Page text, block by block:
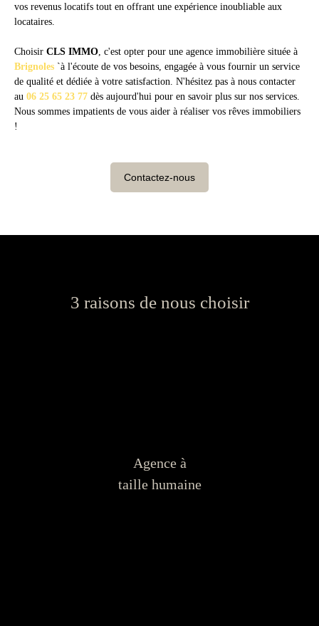
vos revenus locatifs tout en offrant une expérience inoubliable aux
locataires.
Choisir CLS IMMO, c'est opter pour une agence immobilière située à
Brignoles `à l'écoute de vos besoins, engagée à vous fournir un service
de qualité et dédiée à votre satisfaction. N'hésitez pas à nous contacter
au 06 25 65 23 77 dès aujourd'hui pour en savoir plus sur nos services.
Nous sommes impatients de vous aider à réaliser vos rêves immobiliers
!
Contactez-nous
3 raisons de nous choisir
Agence à
taille humaine